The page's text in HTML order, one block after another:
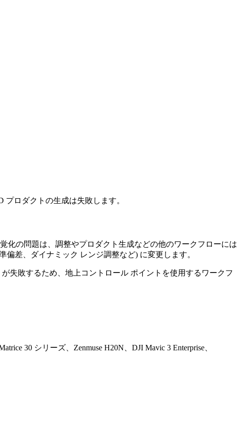
ロダクトの生成は失敗します。
化の問題は、調整やプロダクト生成などの他のワークフローには
差、ダイナミック レンジ調整など) に変更します。
が失敗するため、地上コントロール ポイントを使用するワークフ
30 シリーズ、Zenmuse H20N、DJI Mavic 3 Enterprise、